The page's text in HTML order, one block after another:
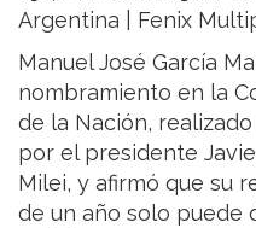
Argentina | Fenix
Manuel José García
nombramiento en la
de la Nación,
por el presidente
Milei, y afirmó que su
de un año solo puede